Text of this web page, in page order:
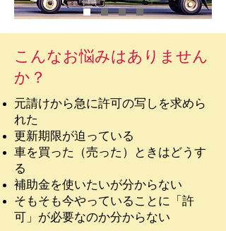
こんなお悩みはありません
か？
元請けから急に許可の写しを求めら
れた
更新期限が迫っている
車を買った（売った）ときはどうす
る
補助金を使いたいが分からない
​そもそも今やっていることに「許
可」が必要なのか分からない